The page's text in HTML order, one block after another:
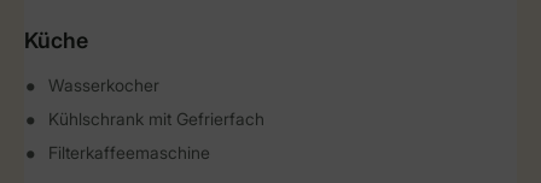
Küche
Wasserkocher
Kühlschrank mit Gefrierfach
Filterkaffeemaschine